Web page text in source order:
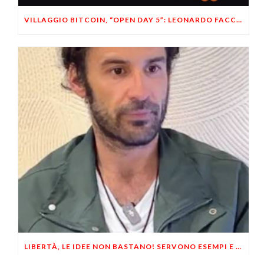
VILLAGGIO BITCOIN, “OPEN DAY 5”: LEONARDO FACCO OSPITE A BRESCIA
LIBERTÀ, LE IDEE NON BASTANO! SERVONO ESEMPI E UN PO’ DI COERENZA